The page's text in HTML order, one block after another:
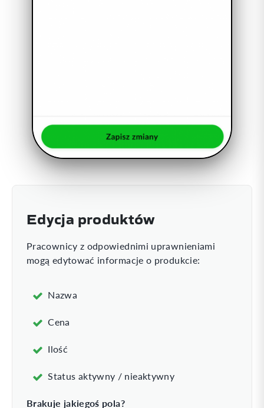
Edycja produktów
Pracownicy z odpowiednimi uprawnieniami
mogą edytować informacje o produkcie:
Nazwa
Cena
Ilość
Status aktywny / nieaktywny
Brakuje jakiegoś pola?